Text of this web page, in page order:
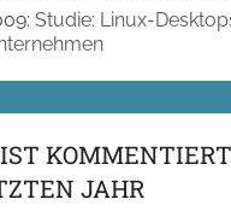
:Studie: Linux-
JAHR